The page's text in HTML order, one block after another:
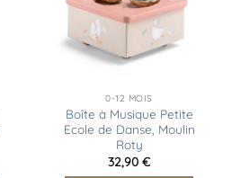
0-12 MOIS
Boîte à Musique Petite
Ecole de Danse, Moulin
Roty
32,90 €